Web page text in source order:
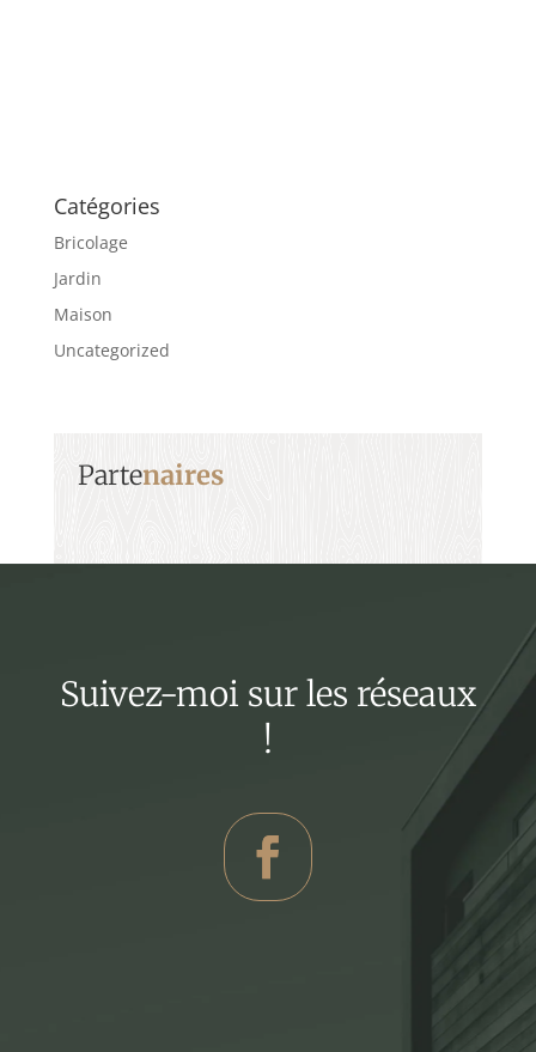
Catégories
Bricolage
Jardin
Maison
Uncategorized
Partenaires
Suivez-moi sur les réseaux
!